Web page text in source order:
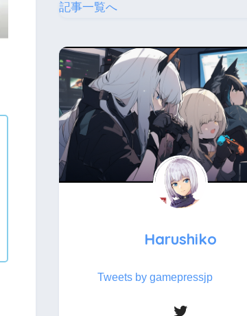
記事一覧へ
Harushiko
Tweets by gamepressjp